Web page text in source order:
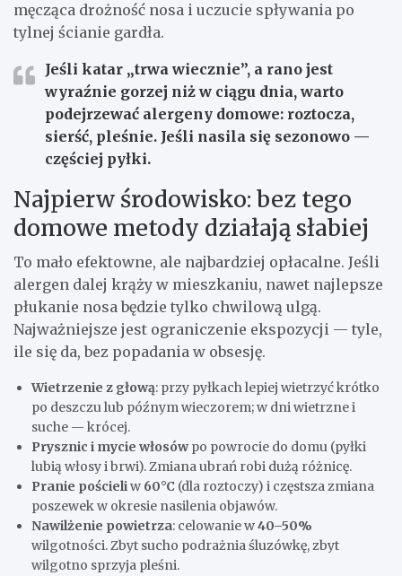
męcząca drożność nosa i uczucie spływania po
tylnej ścianie gardła.
Jeśli katar „trwa wiecznie”, a rano jest
wyraźnie gorzej niż w ciągu dnia, warto
podejrzewać alergeny domowe: roztocza,
sierść, pleśnie. Jeśli nasila się sezonowo —
częściej pyłki.
Najpierw środowisko: bez tego
domowe metody działają słabiej
To mało efektowne, ale najbardziej opłacalne. Jeśli
alergen dalej krąży w mieszkaniu, nawet najlepsze
płukanie nosa będzie tylko chwilową ulgą.
Najważniejsze jest ograniczenie ekspozycji — tyle,
ile się da, bez popadania w obsesję.
Wietrzenie z głową: przy pyłkach lepiej wietrzyć krótko
po deszczu lub późnym wieczorem; w dni wietrzne i
suche — krócej.
Prysznic i mycie włosówpo powrocie do domu (pyłki
lubią włosy i brwi). Zmiana ubrań robi dużą różnicę.
Pranie pościeliw 60°C (dla roztoczy) i częstsza zmiana
poszewek w okresie nasilenia objawów.
Nawilżenie powietrza: celowanie w40–50%
wilgotności. Zbyt sucho podrażnia śluzówkę, zbyt
wilgotno sprzyja pleśni.